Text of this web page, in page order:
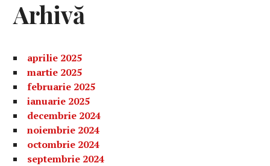
Arhivă
aprilie 2025
martie 2025
februarie 2025
ianuarie 2025
decembrie 2024
noiembrie 2024
octombrie 2024
septembrie 2024